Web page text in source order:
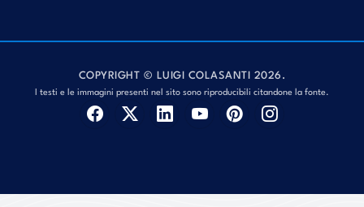
COPYRIGHT © LUIGI COLASANTI 2026.
I testi e le immagini presenti nel sito sono riproducibili citandone la fonte.